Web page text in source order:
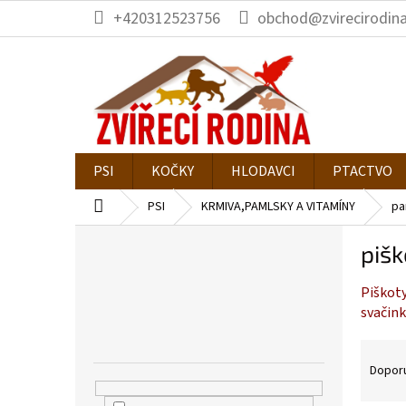
obsah
+420312523756
PSI KOČKY HLODAVCI PTACTVO
Domů PSI KRMIVA,PAMLSKY A VITAMÍNY